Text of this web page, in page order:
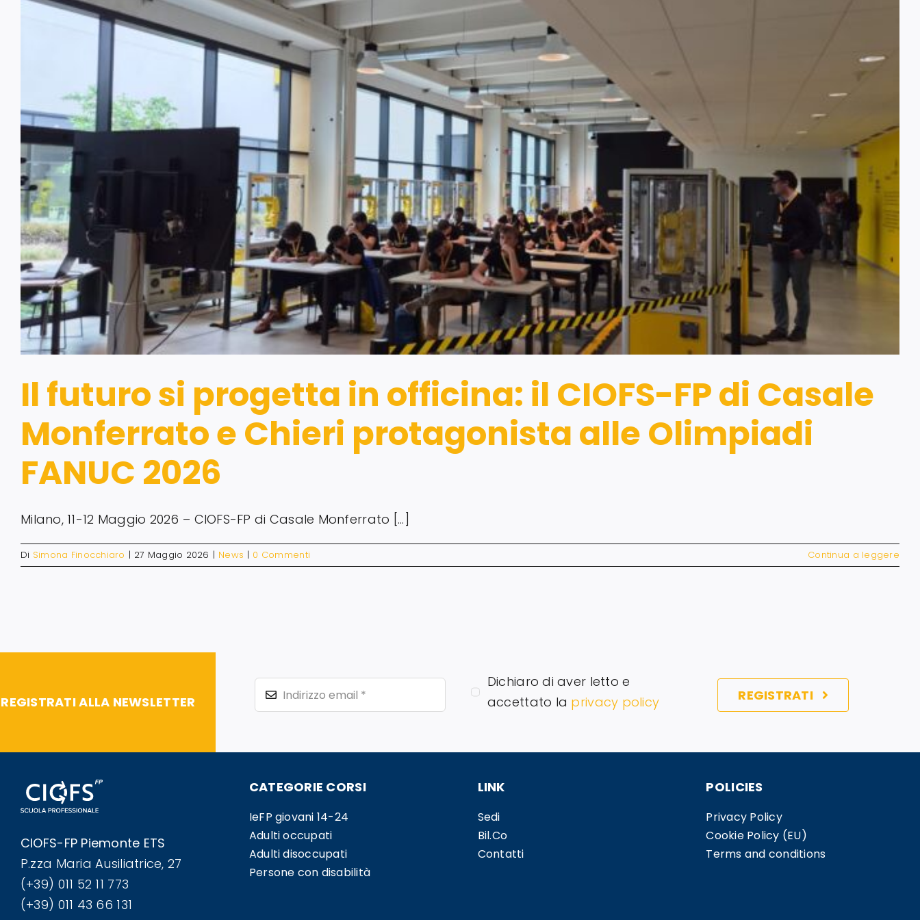
Il futuro si progetta in officina: il CIOFS-FP di Casale
Monferrato e Chieri protagonista alle Olimpiadi
FANUC 2026
Milano, 11-12 Maggio 2026 – CIOFS-FP di Casale Monferrato [...]
Di Simona Finocchiaro | 27 Maggio 2026 | News | 0 Commenti Continua a leggere
REGISTRATI ALLA NEWSLETTER
Dichiaro di aver letto e
accettato la privacy policy REGISTRATI
CIOFS-FP Piemonte ETS
P.zza Maria Ausiliatrice, 27
(+39) 011 52 11 773
(+39) 011 43 66 131
CATEGORIE CORSI
IeFP giovani 14-24
Adulti occupati
Adulti disoccupati
Persone con disabilità
LINK
Sedi
Bil.Co
Contatti
POLICIES
Privacy Policy
Cookie Policy (EU)
Terms and conditions